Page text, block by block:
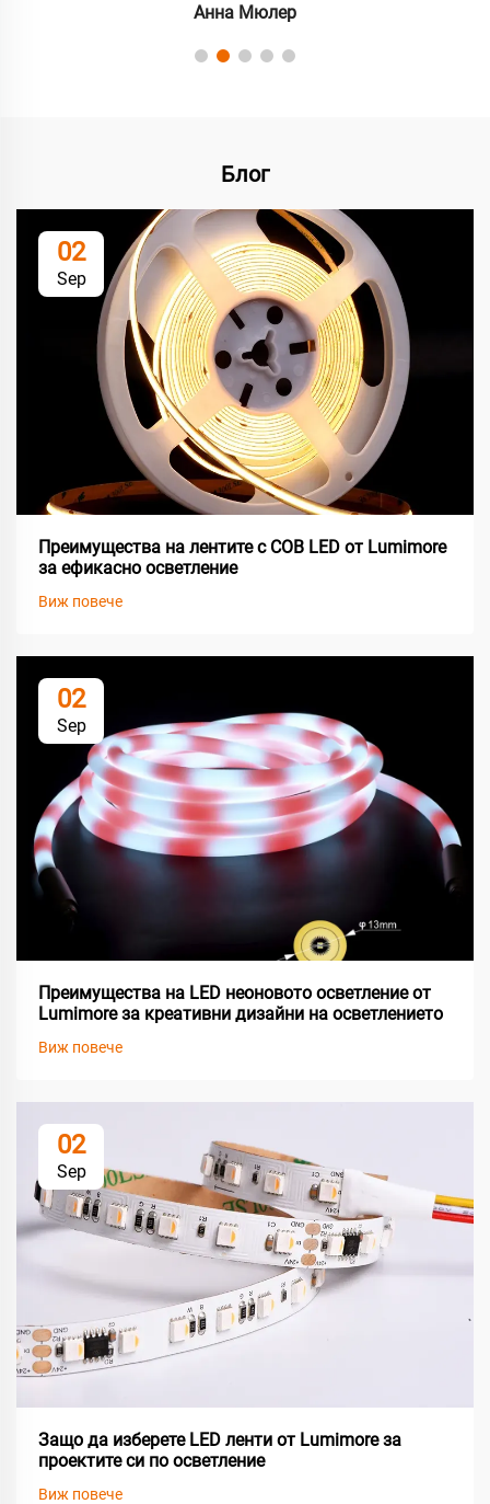
Анна Мюлер
Блог
02
Sep
Преимущества на лентите с COB LED от Lumimore
за ефикасно осветление
Виж повече
02
Sep
Преимущества на LED неоновото осветление от
Lumimore за креативни дизайни на осветлението
Виж повече
02
Sep
Защо да изберете LED ленти от Lumimore за
проектите си по осветление
Виж повече